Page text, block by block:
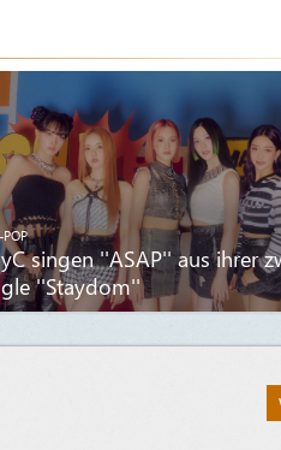
POP
singen ''ASAP'' aus ihrer
''Staydom''